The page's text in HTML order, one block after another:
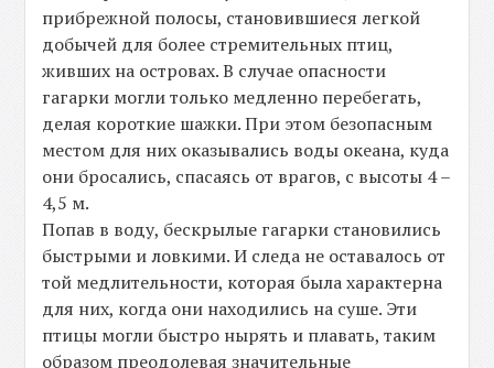
прибрежной полосы, становившиеся легкой
добычей для более стремительных птиц,
живших на островах. В случае опасности
гагарки могли только медленно перебегать,
делая короткие шажки. При этом безопасным
местом для них оказывались воды океана, куда
они бросались, спасаясь от врагов, с высоты 4 –
4,5 м.
Попав в воду, бескрылые гагарки становились
быстрыми и ловкими. И следа не оставалось от
той медлительности, которая была характерна
для них, когда они находились на суше. Эти
птицы могли быстро нырять и плавать, таким
образом преодолевая значительные